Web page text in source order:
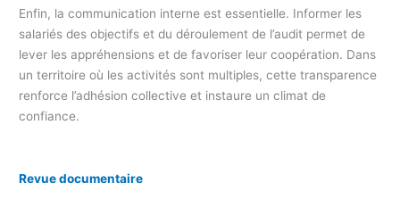
Enfin, la communication interne est essentielle. Informer les
salariés des objectifs et du déroulement de l’audit permet de
lever les appréhensions et de favoriser leur coopération. Dans
un territoire où les activités sont multiples, cette transparence
renforce l’adhésion collective et instaure un climat de
confiance.
Revue documentaire